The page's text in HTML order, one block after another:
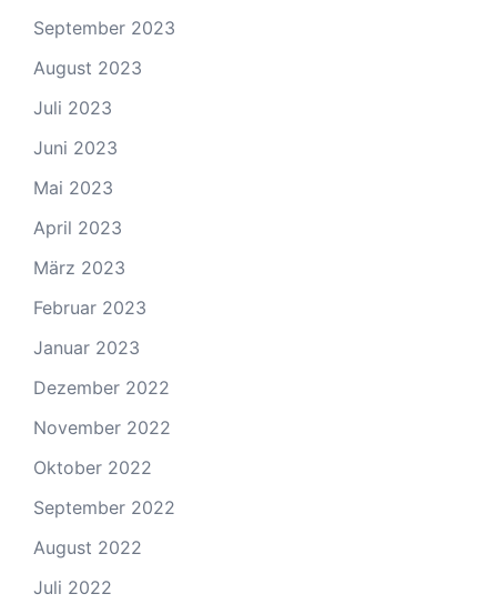
September 2023
August 2023
Juli 2023
Juni 2023
Mai 2023
April 2023
März 2023
Februar 2023
Januar 2023
Dezember 2022
November 2022
Oktober 2022
September 2022
August 2022
Juli 2022